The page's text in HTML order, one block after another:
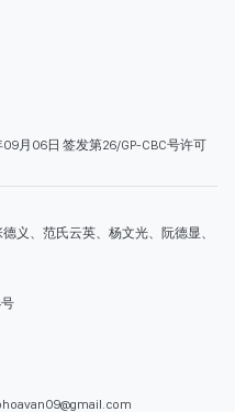
月06日 签发第26/GP-CBC号许可